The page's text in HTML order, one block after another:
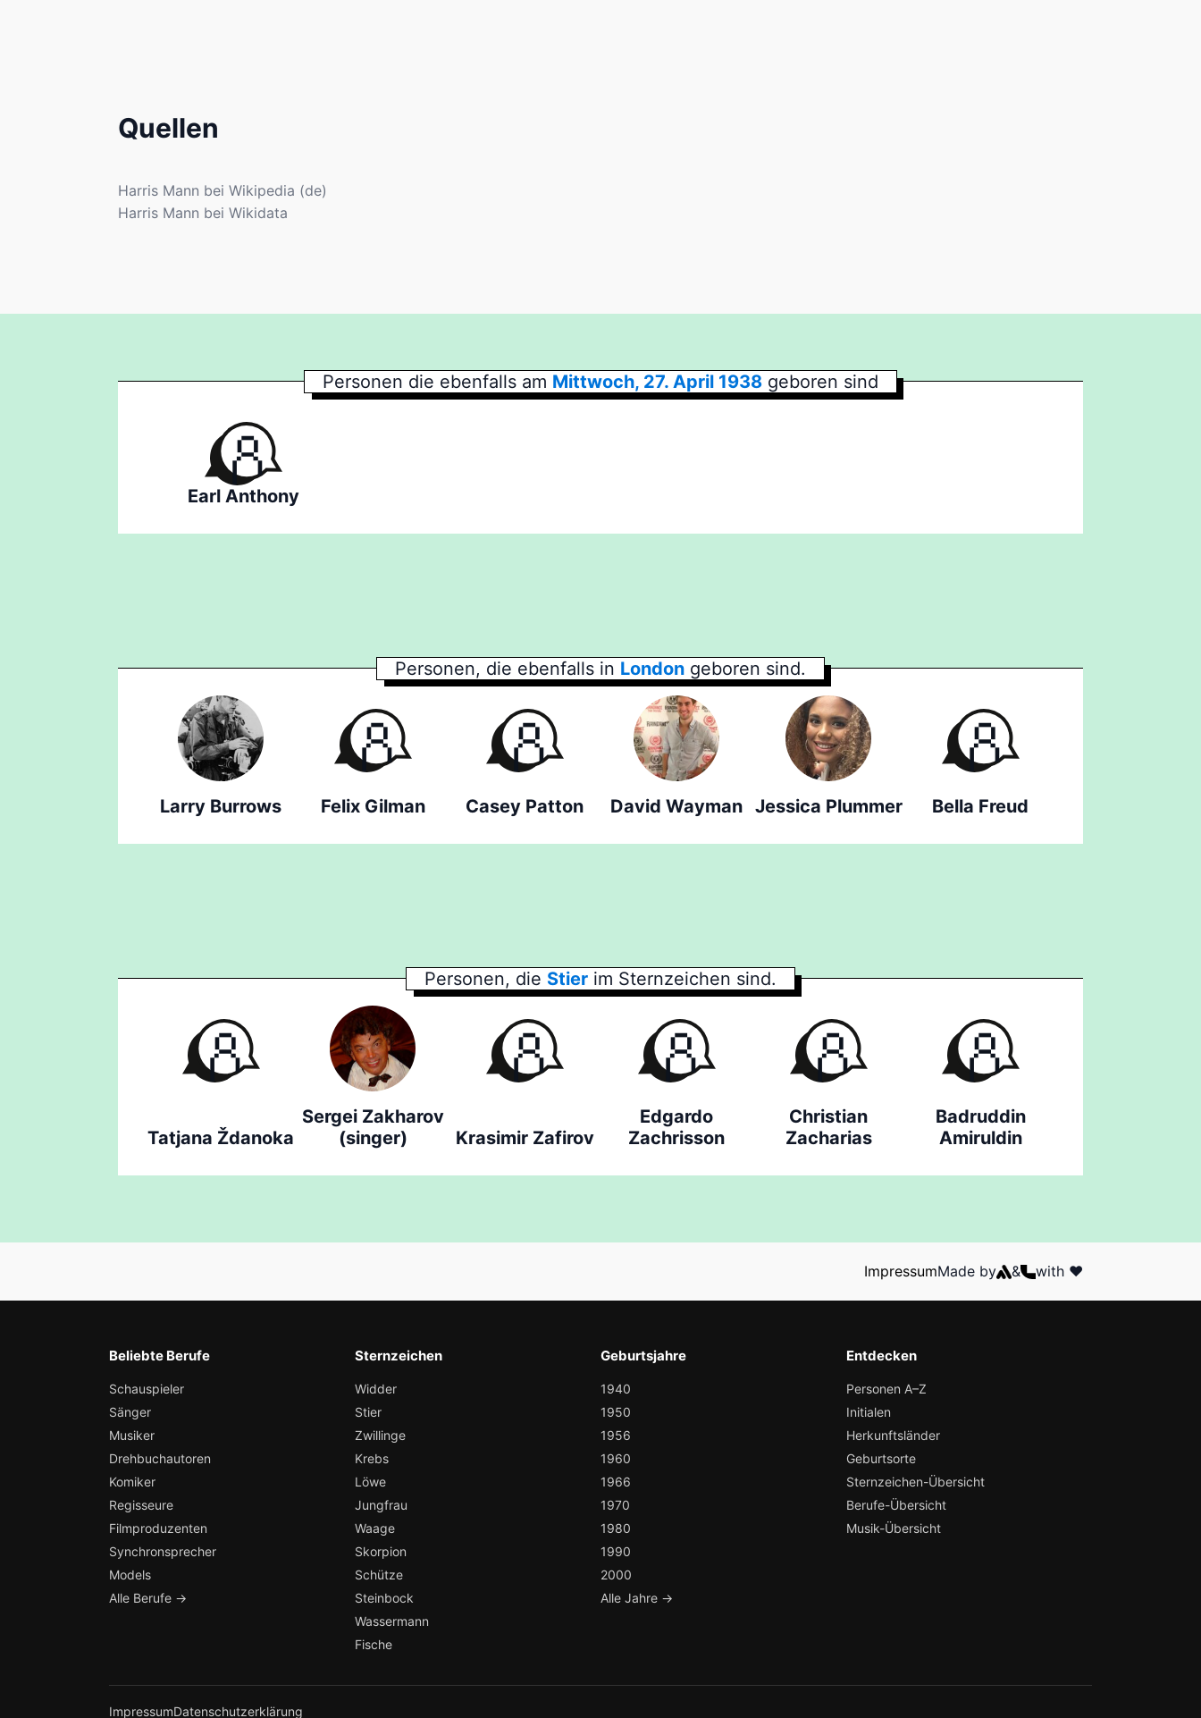
Quellen
Harris Mann bei Wikipedia (de)
Harris Mann bei Wikidata
Personen die ebenfalls am Mittwoch, 27. April 1938 geboren sind
Earl Anthony
Personen, die ebenfalls in London geboren sind.
Larry Burrows Felix Gilman Casey Patton David Wayman Jessica Plummer Bella Freud
Personen, die Stier im Sternzeichen sind.
Tatjana Ždanoka
Sergei Zakharov
(singer)
Krasimir Zafirov
Edgardo
Zachrisson
Christian
Zacharias
Badruddin
Amiruldin
ImpressumMade by & with ❤️
Beliebte Berufe
Schauspieler
Sänger
Musiker
Drehbuchautoren
Komiker
Regisseure
Filmproduzenten
Synchronsprecher
Models
Alle Berufe →
Sternzeichen
Widder
Stier
Zwillinge
Krebs
Löwe
Jungfrau
Waage
Skorpion
Schütze
Steinbock
Wassermann
Fische
Geburtsjahre
1940
1950
1956
1960
1966
1970
1980
1990
2000
Alle Jahre →
Entdecken
Personen A–Z
Initialen
Herkunftsländer
Geburtsorte
Sternzeichen-Übersicht
Berufe-Übersicht
Musik-Übersicht
ImpressumDatenschutzerklärung